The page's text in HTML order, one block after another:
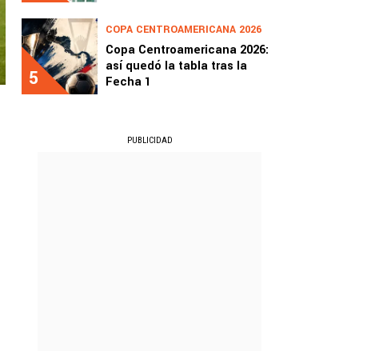
5
COPA CENTROAMERICANA 2026
Copa Centroamericana 2026:
así quedó la tabla tras la
Fecha 1
PUBLICIDAD